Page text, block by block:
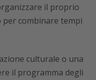
il proprio
combinare tempi
culturale o una
il programma degli